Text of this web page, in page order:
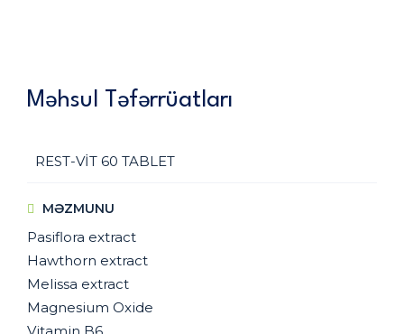
Məhsul Təfərrüatları
REST-VİT 60 TABLET
MƏZMUNU
Pasiflora extract
Hawthorn extract
Melissa extract
Magnesium Oxide